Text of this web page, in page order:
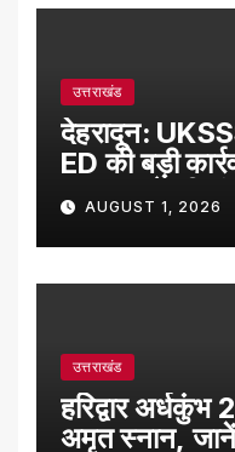
उत्तराखंड
देहरादून:
ED की बड़ी
लाख रुपये की
AUGUST 1, 2026
उत्तराखंड
हरिद्वार अर्धकुंभ
अमृत स्नान, जानें